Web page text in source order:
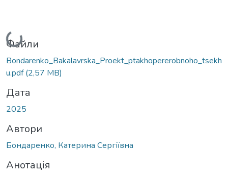
Вантажиться...
Файли
Bondarenko_Bakalavrska_Proekt_ptakhopererobnoho_tsekh
u.pdf(2,57 MB)
Дата
2025
Автори
Бондаренко, Катерина Сергіївна
Анотація